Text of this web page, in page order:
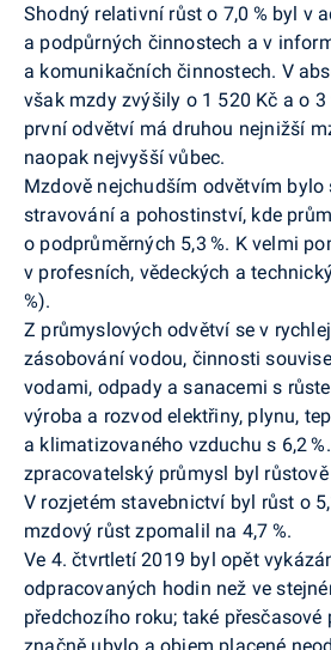
Shodný relativní růst o 7,0 % byl v
a podpůrných činnostech a v
a komunikačních činnostech. V
však mzdy zvýšily o 1 520 Kč a o 3
první odvětví má druhou nejnižší
naopak nejvyšší vůbec.
Mzdově nejchudším odvětvím bylo
stravování a pohostinství, kde
o podprůměrných 5,3 %. K velmi
v profesních, vědeckých a
%).
Z průmyslových odvětví se v
zásobování vodou, činnosti
vodami, odpady a sanacemi s
výroba a rozvod elektřiny, plynu,
a klimatizovaného vzduchu s 6,2
zpracovatelský průmysl byl růstově
V rozjetém stavebnictví byl růst o
mzdový růst zpomalil na 4,7 %.
Ve 4. čtvrtletí 2019 byl opět
odpracovaných hodin než ve
předchozího roku; také přesčasové